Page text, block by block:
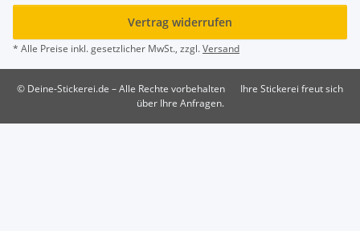
Vertrag widerrufen
* Alle Preise inkl. gesetzlicher MwSt., zzgl.Versand
© Deine-Stickerei.de – Alle Rechte vorbehalten
Ihre Stickerei freut sich
über Ihre Anfragen.